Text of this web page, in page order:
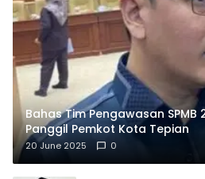
Bahas Tim Pengawasan SPMB
Panggil Pemkot Kota Tepian
20 June 2025 0